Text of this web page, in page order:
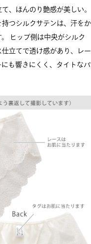
、ほんのり艶感が美しい。
つシルクサテンは、汗をか
ヒップ側は中央がシルク
立てで透け感があり、レー
も響きにくく、タイトなパ